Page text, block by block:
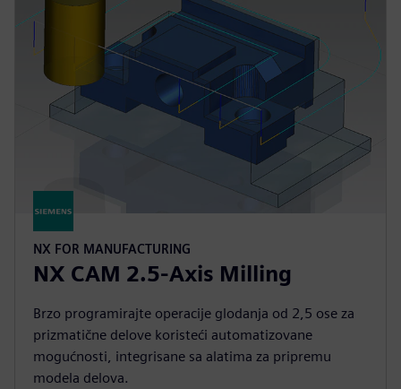
NX FOR MANUFACTURING
NX CAM 2.5-Axis Milling
Brzo programirajte operacije glodanja od 2,5 ose za
prizmatične delove koristeći automatizovane
mogućnosti, integrisane sa alatima za pripremu
modela delova.